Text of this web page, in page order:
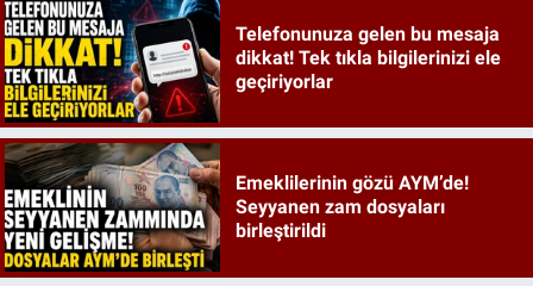
Telefonunuza gelen bu mesaja
dikkat! Tek tıkla bilgilerinizi ele
geçiriyorlar
Emeklilerinin gözü AYM’de!
Seyyanen zam dosyaları
birleştirildi